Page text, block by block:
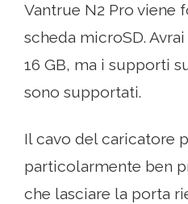
Vantrue N2 Pro viene
scheda microSD.
16 GB, ma i supporti
sono supportati.
Il cavo del caricatore
particolarmente ben
che lasciare la porta